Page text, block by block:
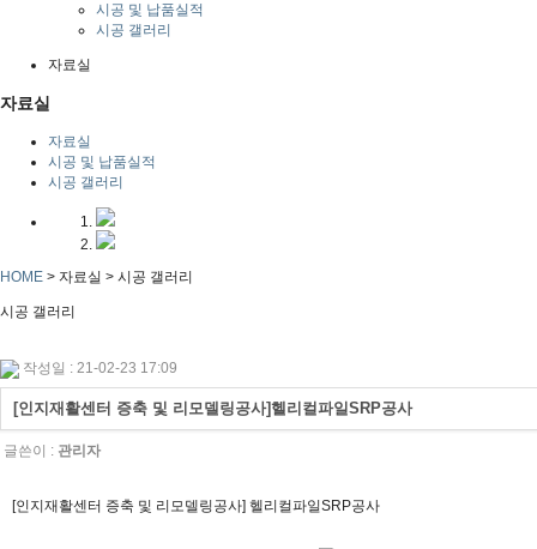
시공 및 납품실적
시공 갤러리
자료실
자료실
자료실
시공 및 납품실적
시공 갤러리
HOME > 자료실 > 시공 갤러리
시공 갤러리
작성일 : 21-02-23 17:09
[인지재활센터 증축 및 리모델링공사]헬리컬파일SRP공사
글쓴이 : 관리자
[인지재활센터 증축 및 리모델링공사] 헬리컬파일SRP공사